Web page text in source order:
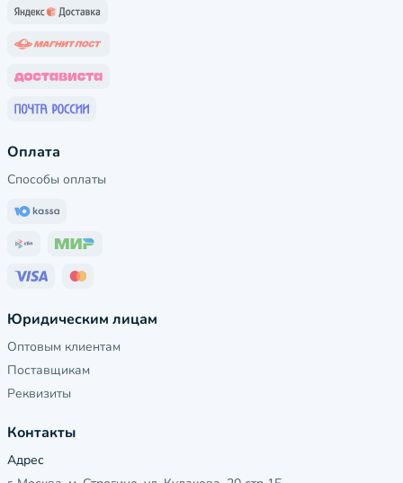
Оплата
Способы оплаты
Юридическим лицам
Оптовым клиентам
Поставщикам
Реквизиты
Контакты
Адрес